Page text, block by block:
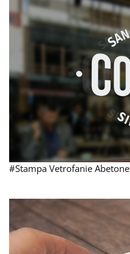
#Stampa Vetrofanie Abetone